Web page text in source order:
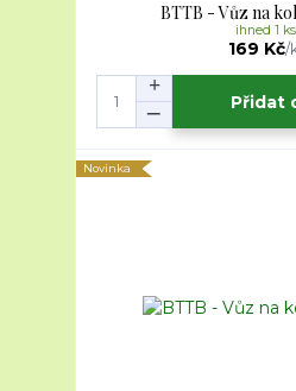
BTTB - Vůz na
169 Kč/
ihned 1 ks
Přidat
Novinka